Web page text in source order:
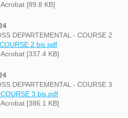
[89.8 KB]
DEPARTEMENTAL - COURSE 2
2 bis.pdf
[337.4 KB]
DEPARTEMENTAL - COURSE 3
3 bis.pdf
[386.1 KB]